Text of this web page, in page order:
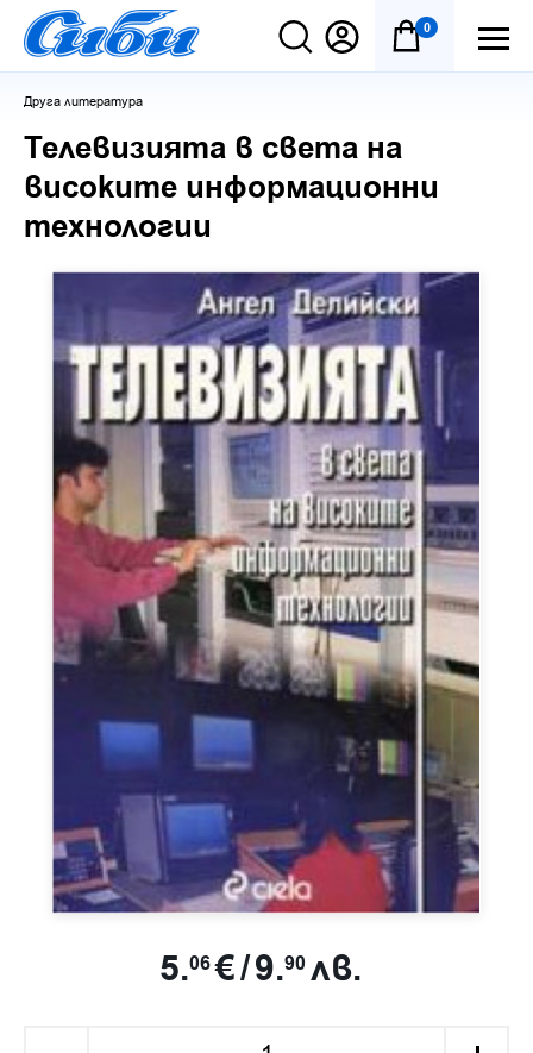
0
Друга литература
Телевизията в света на
високите информационни
технологии
5.06€/9.90 лв.